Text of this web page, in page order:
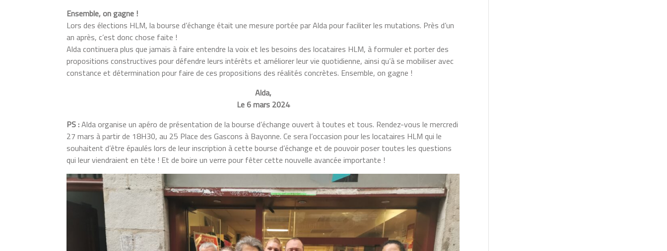
Ensemble, on gagne !
Lors des élections HLM, la bourse d’échange était une mesure portée par Alda pour faciliter les mutations. Près d’un
an après, c’est donc chose faite !
Alda continuera plus que jamais à faire entendre la voix et les besoins des locataires HLM, à formuler et porter des
propositions constructives pour défendre leurs intérêts et améliorer leur vie quotidienne, ainsi qu’à se mobiliser avec
constance et détermination pour faire de ces propositions des réalités concrètes. Ensemble, on gagne !
Alda,
Le 6 mars 2024
PS :Alda organise un apéro de présentation de la bourse d’échange ouvert à toutes et tous. Rendez-vous le mercredi
27 mars à partir de 18H30, au 25 Place des Gascons à Bayonne. Ce sera l’occasion pour les locataires HLM qui le
souhaitent d’être épaulés lors de leur inscription à cette bourse d’échange et de pouvoir poser toutes les questions
qui leur viendraient en tête ! Et de boire un verre pour fêter cette nouvelle avancée importante !